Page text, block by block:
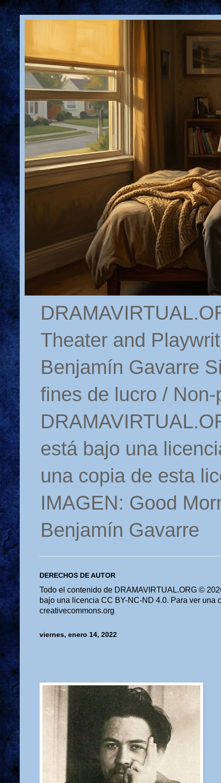
Theater and
Benjamín Gavarre
fines de lucro /
está bajo una
una copia de esta
IMAGEN: Good
Benjamín Gavarre
DERECHOS DE AUTOR
Todo el contenido de DRAMAVIRTUAL.ORG ©
bajo una licencia CC BY-NC-ND 4.0. Para ver una
creativecommons.org
viernes, enero 14, 2022